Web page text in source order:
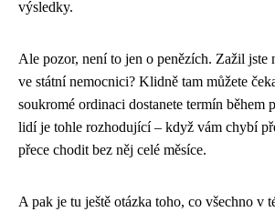
výsledky.
Ale pozor, není to jen o penězích. Zažil jste
ve státní nemocnici? Klidně tam můžete
soukromé ordinaci dostanete termín během
lidí je tohle rozhodující – když vám chybí
přece chodit bez něj celé měsíce.
A pak je tu ještě otázka toho, co všechno v